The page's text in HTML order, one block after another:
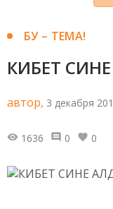
БУ – ТЕМА!
КИБЕТ
автор, 3 декабря
1636 0 0